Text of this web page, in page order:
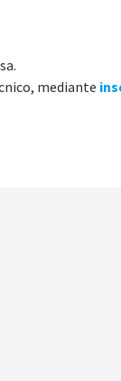
mediante